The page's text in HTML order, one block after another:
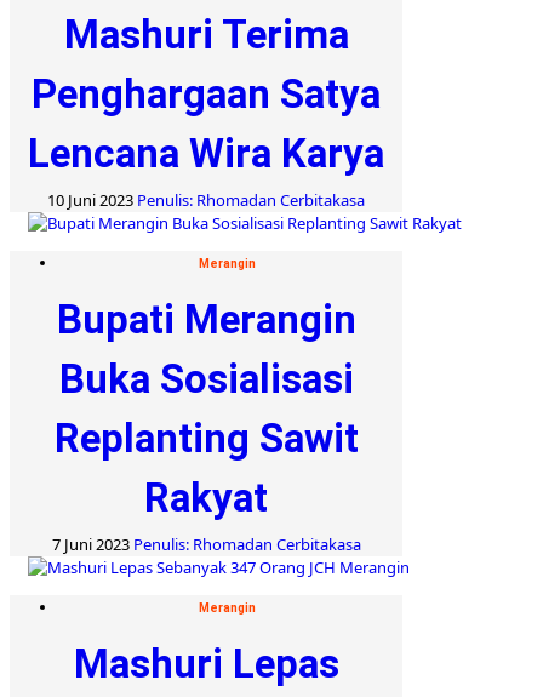
Mashuri Terima
Penghargaan Satya
Lencana Wira Karya
10 Juni 2023 Penulis: Rhomadan Cerbitakasa
Merangin
Bupati Merangin
Buka Sosialisasi
Replanting Sawit
Rakyat
7 Juni 2023 Penulis: Rhomadan Cerbitakasa
Merangin
Mashuri Lepas